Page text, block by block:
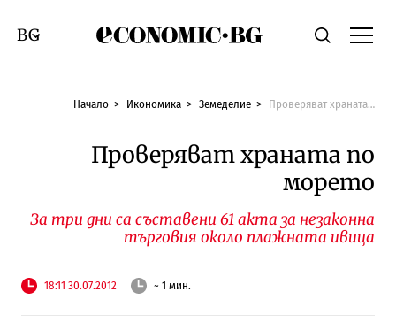
Economic.bgТърсене
Смяна на език
Начало Икономика Земеделие Проверяват храната по морето
Проверяват храната по
морето
За три дни са съставени 61 акта за незаконна
търговия около плажната ивица
18:11 30.07.2012 ~ 1 мин.